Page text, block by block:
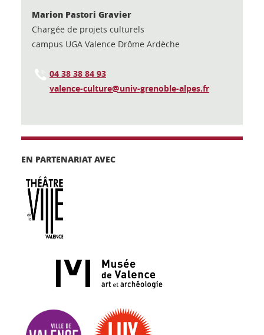
Marion Pastori Gravier
Chargée de projets culturels
campus UGA Valence Drôme Ardèche
04 38 38 84 93
valence-culture@univ-grenoble-alpes.fr
EN PARTENARIAT AVEC